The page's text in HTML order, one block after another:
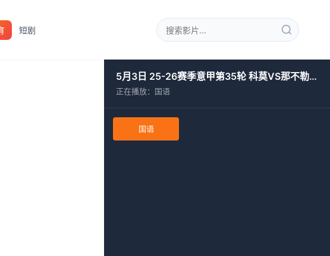
短剧
5月3日 25-26赛季意甲第35轮 科莫VS那不勒斯
正在播放：国语
国语